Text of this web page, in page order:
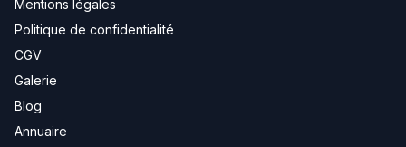
Mentions légales
Politique de confidentialité
CGV
Galerie
Blog
Annuaire